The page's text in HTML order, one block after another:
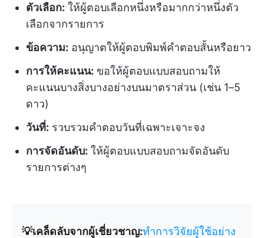
ตัวเลือก: ให้ผู้ตอบเลือกหนึ่งหรือมากกว่าหนึ่งตัว
เลือกจากรายการ
ข้อความ: อนุญาตให้ผู้ตอบพิมพ์คำตอบสั้นหรือยาว
การให้คะแนน: ขอให้ผู้ตอบแบบสอบถามให้
คะแนนบางสิ่งบางอย่างบนมาตราส่วน (เช่น 1–5
ดาว)
วันที่: รวบรวมคำตอบวันที่เฉพาะเจาะจง
การจัดอันดับ: ให้ผู้ตอบแบบสอบถามจัดอันดับ
รายการต่างๆ
💡เคล็ดลับจากผู้เชี่ยวชาญ:ทำการวิจัยผู้ใช้อย่าง